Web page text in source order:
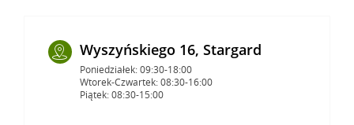
Wyszyńskiego 16, Stargard
Poniedziałek: 09:30-18:00
Wtorek-Czwartek: 08:30-16:00
Piątek: 08:30-15:00